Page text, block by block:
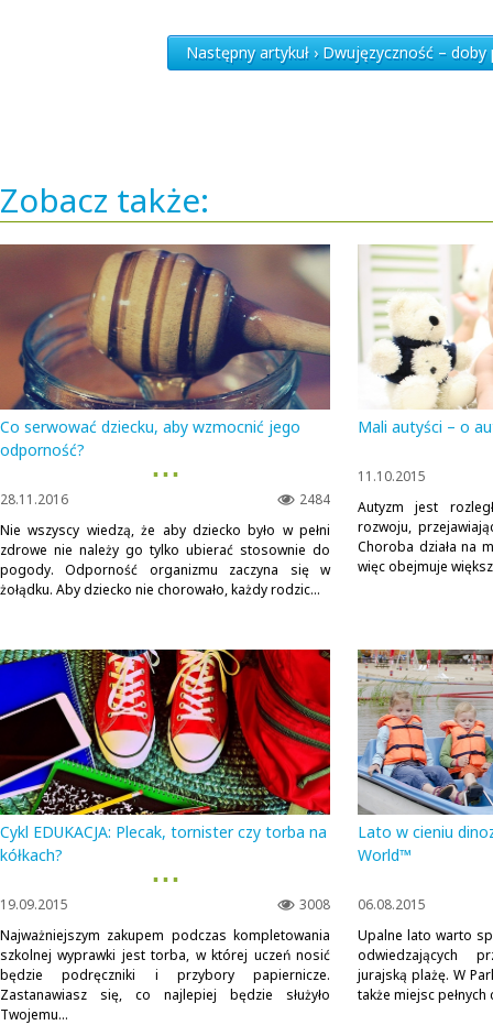
Następny artykuł › Dwujęzyczność – doby
Zobacz także:
Co serwować dziecku, aby wzmocnić jego
odporność?
▪ ▪ ▪
2484
28.11.2016
Nie wszyscy wiedzą, że aby dziecko było w pełni
zdrowe nie należy go tylko ubierać stosownie do
pogody. Odporność organizmu zaczyna się w
żołądku. Aby dziecko nie chorowało, każdy rodzic...
Mali autyści – o
11.10.2015
Autyzm jest
rozwoju,
Choroba działa na
więc obejmuje
Cykl EDUKACJA: Plecak, tornister czy torba na
kółkach?
▪ ▪ ▪
3008
19.09.2015
Najważniejszym zakupem podczas kompletowania
szkolnej wyprawki jest torba, w której uczeń nosić
będzie podręczniki i przybory papiernicze.
Zastanawiasz się, co najlepiej będzie służyło
Twojemu...
Lato w cieniu
World™
06.08.2015
Upalne lato warto
odwiedzających
jurajską plażę. W
także miejsc pełnych